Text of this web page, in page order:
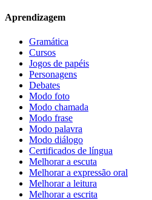
Aprendizagem
Gramática
Cursos
Jogos de papéis
Personagens
Debates
Modo foto
Modo chamada
Modo frase
Modo palavra
Modo diálogo
Certificados de língua
Melhorar a escuta
Melhorar a expressão oral
Melhorar a leitura
Melhorar a escrita